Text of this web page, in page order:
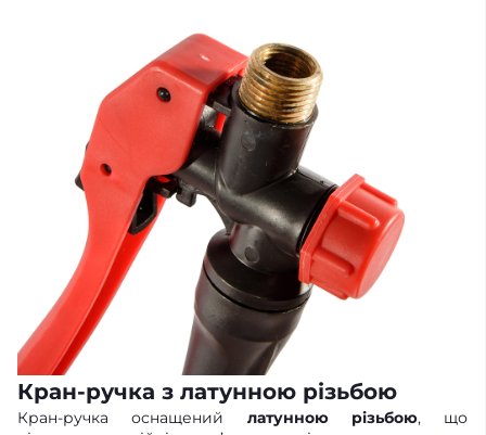
Кран-ручка з латунною різьбою
Кран-ручка оснащений латунною різьбою, що